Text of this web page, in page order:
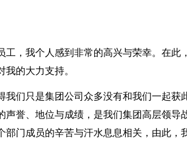
，我个人感到非常的高兴与荣幸。在此，
的大力支持。
我们只是集团公司众多没有和我们一起获
声誉、地位与成绩，是我们集团高层领导
部门成员的辛苦与汗水息息相关，由此，